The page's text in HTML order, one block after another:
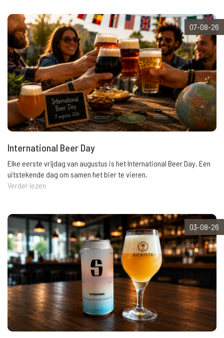
07-08-26
International Beer Day
Elke eerste vrijdag van augustus is het International Beer Day. Een
uitstekende dag om samen het bier te vieren.
Verder lezen
03-08-26